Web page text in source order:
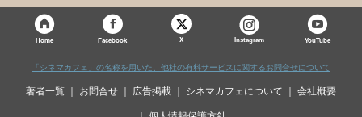
Home Facebook X Instagram YouTube
「シネマカフェ」の名称を用いた、他社の有料サービスに関するお問合せについて
著者一覧 お問合せ 広告掲載 シネマカフェについて 会社概要